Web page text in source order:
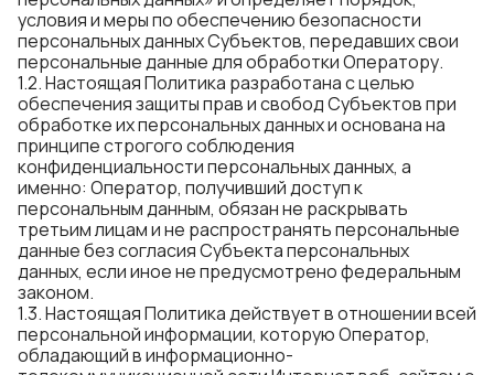
условия и меры по обеспечению безопасности
персональных данных Субъектов, передавших свои
персональные данные для обработки Оператору.
1.2. Настоящая Политика разработана с целью
обеспечения защиты прав и свобод Субъектов при
обработке их персональных данных и основана на
принципе строгого соблюдения
конфиденциальности персональных данных, а
именно: Оператор, получивший доступ к
персональным данным, обязан не раскрывать
третьим лицам и не распространять персональные
данные без согласия Субъекта персональных
данных, если иное не предусмотрено федеральным
законом.
1.3. Настоящая Политика действует в отношении всей
персональной информации, которую Оператор,
обладающий в информационно-